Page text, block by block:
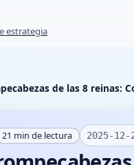
estrategia
de las 8 reinas:
21 min de lectura 2025-12-